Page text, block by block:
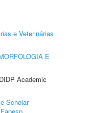
e Veterinárias
E
Academic
Scholar